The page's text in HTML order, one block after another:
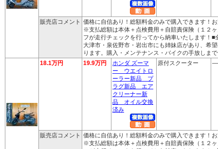
販売店コメント 価格に自信あり！総額料金のみで購入できます！
※支払総額は本体＋点検費用＋自賠責保険（１２
フが走行チェックを行ってから納車いたします！
大津市・泉佐野市・岩出市にも姉妹店があり、希
ります。購入・メンテナンス・バイクの手放しま
18.1万円
19.9万円
ホンダ ズーマ
ー ウエイトロ
ーラー新品 プ
ラグ新品 エア
クリーナー新
品 オイル交換
済み
原付スクーター ―
販売店コメント 価格に自信あり！総額料金のみで購入できます！
※支払総額は本体＋点検費用＋自賠責保険（１２